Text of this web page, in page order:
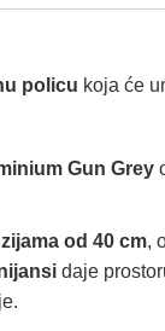
policu koja će
Gun Grey
od 40 cm,
daje